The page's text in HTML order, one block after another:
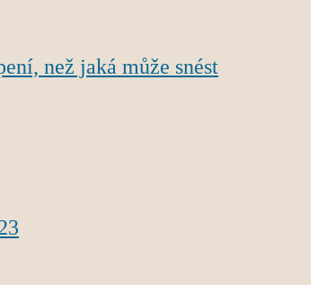
než jaká může snést